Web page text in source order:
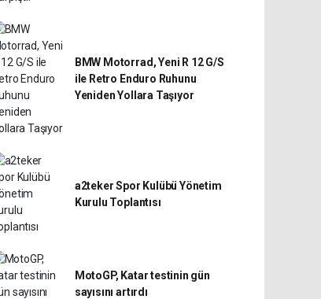
BMW Motorrad, Yeni R 12 G/S
ile Retro Enduro Ruhunu
Yeniden Yollara Taşıyor
a2teker Spor Kulübü Yönetim
Kurulu Toplantısı
MotoGP, Katar testinin gün
sayısını artırdı